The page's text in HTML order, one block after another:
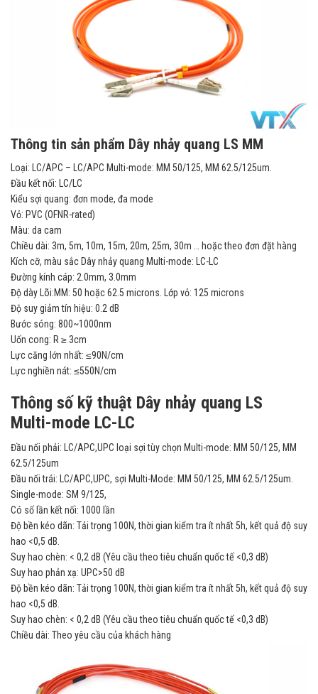
Thông tin sản phẩm Dây nhảy quang LS MM
Loại: LC/APC – LC/APC Multi-mode: MM 50/125, MM 62.5/125um.
Đầu kết nối: LC/LC
Kiểu sợi quang: đơn mode, đa mode
Vỏ: PVC (OFNR-rated)
Màu: da cam
Chiều dài: 3m, 5m, 10m, 15m, 20m, 25m, 30m … hoặc theo đơn đặt hàng
Kích cỡ, màu sắc Dây nhảy quang Multi-mode: LC-LC
Đường kính cáp: 2.0mm, 3.0mm
Độ dày Lõi:MM: 50 hoặc 62.5 microns. Lớp vỏ: 125 microns
Độ suy giảm tín hiệu: 0.2 dB
Bước sóng: 800~1000nm
Uốn cong: R ≥ 3cm
Lực căng lớn nhất: ≤90N/cm
Lực nghiền nát: ≤550N/cm
Thông số kỹ thuật Dây nhảy quang LS
Multi-mode LC-LC
Đầu nối phải: LC/APC,UPC loại sợi tùy chọn Multi-mode: MM 50/125, MM
62.5/125um
Đầu nối trái: LC/APC,UPC, sợi Multi-Mode: MM 50/125, MM 62.5/125um.
Single-mode: SM 9/125,
Có số lần kết nối: 1000 lần
Độ bền kéo dãn: Tải trọng 100N, thời gian kiểm tra ít nhất 5h, kết quả độ suy
hao <0,5 dB.
Suy hao chèn: < 0,2 dB (Yêu cầu theo tiêu chuẩn quốc tế <0,3 dB)
Suy hao phản xạ: UPC>50 dB
Độ bền kéo dãn: Tải trọng 100N, thời gian kiểm tra ít nhất 5h, kết quả độ suy
hao <0,5 dB.
Suy hao chèn: < 0,2 dB (Yêu cầu theo tiêu chuẩn quốc tế <0,3 dB)
Chiều dài: Theo yêu cầu của khách hàng